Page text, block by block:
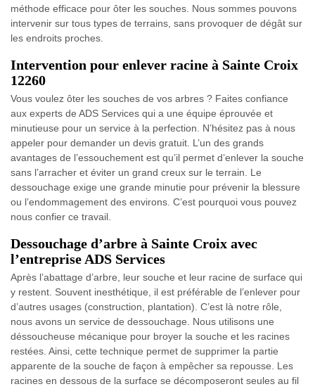
méthode efficace pour ôter les souches. Nous sommes pouvons
intervenir sur tous types de terrains, sans provoquer de dégât sur
les endroits proches.
Intervention pour enlever racine à Sainte Croix
12260
Vous voulez ôter les souches de vos arbres ? Faites confiance
aux experts de ADS Services qui a une équipe éprouvée et
minutieuse pour un service à la perfection. N’hésitez pas à nous
appeler pour demander un devis gratuit. L’un des grands
avantages de l’essouchement est qu’il permet d’enlever la souche
sans l’arracher et éviter un grand creux sur le terrain. Le
dessouchage exige une grande minutie pour prévenir la blessure
ou l’endommagement des environs. C’est pourquoi vous pouvez
nous confier ce travail.
Dessouchage d’arbre à Sainte Croix avec
l’entreprise ADS Services
Après l’abattage d’arbre, leur souche et leur racine de surface qui
y restent. Souvent inesthétique, il est préférable de l’enlever pour
d’autres usages (construction, plantation). C’est là notre rôle,
nous avons un service de dessouchage. Nous utilisons une
déssoucheuse mécanique pour broyer la souche et les racines
restées. Ainsi, cette technique permet de supprimer la partie
apparente de la souche de façon à empêcher sa repousse. Les
racines en dessous de la surface se décomposeront seules au fil